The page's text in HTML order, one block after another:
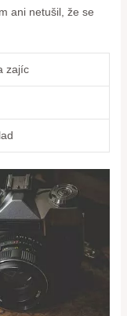
ani netušil, že se
zajíc